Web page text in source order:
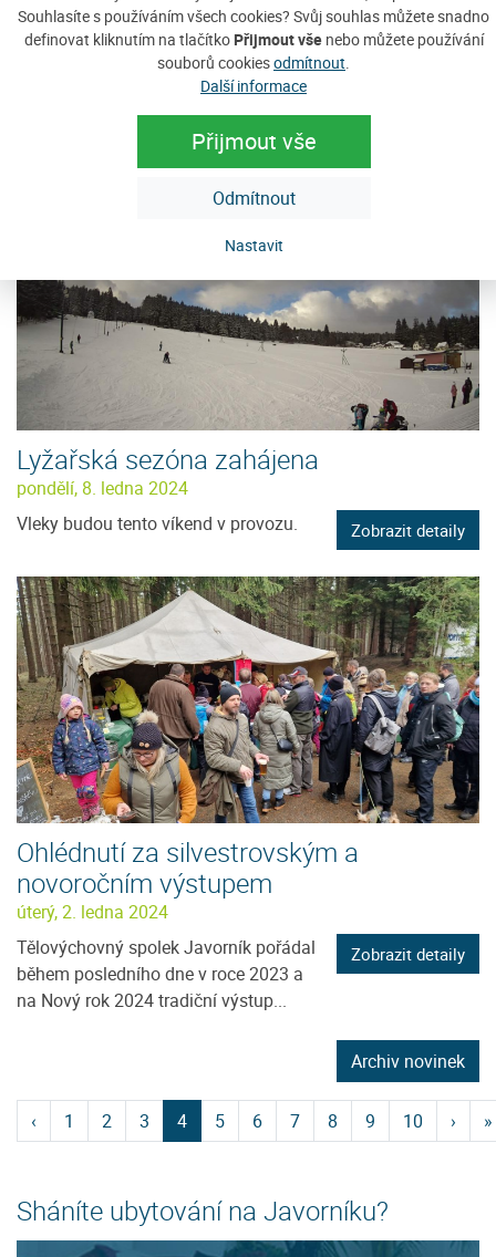
Souhlasíte s používáním všech cookies? Svůj souhlas můžete snadno
definovat kliknutím na tlačítko Přijmout všenebo můžete používání
souborů cookiesodmítnout.
Další informace
Přijmout vše
Odmítnout
Nastavit
Provoz vleků přerušen
Lyžařská sezóna zahájena
pondělí, 8. ledna 2024
Vleky budou tento víkend v provozu.
Zobrazit detaily
Ohlédnutí za silvestrovským a
novoročním výstupem
úterý, 2. ledna 2024
Tělovýchovný spolek Javorník pořádal
během posledního dne v roce 2023 a
na Nový rok 2024 tradiční výstup...
Zobrazit detaily
Archiv novinek
‹ 1 2 3 4 5 6 7 8 9 10 › »
Sháníte ubytování na Javorníku?